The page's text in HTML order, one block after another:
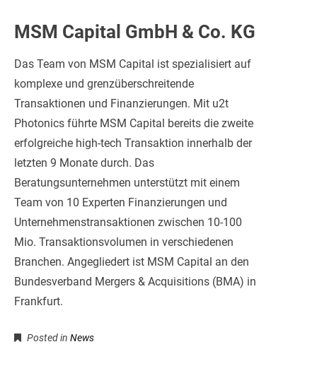
MSM Capital GmbH & Co. KG
Das Team von MSM Capital ist spezialisiert auf
komplexe und grenzüberschreitende
Transaktionen und Finanzierungen. Mit u2t
Photonics führte MSM Capital bereits die zweite
erfolgreiche high-tech Transaktion innerhalb der
letzten 9 Monate durch. Das
Beratungsunternehmen unterstützt mit einem
Team von 10 Experten Finanzierungen und
Unternehmenstransaktionen zwischen 10-100
Mio. Transaktionsvolumen in verschiedenen
Branchen. Angegliedert ist MSM Capital an den
Bundesverband Mergers & Acquisitions (BMA) in
Frankfurt.
Posted in News